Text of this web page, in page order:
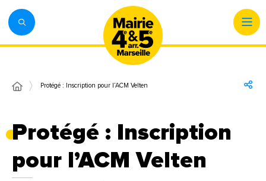
Protégé : Inscription pour l’ACM Velten
Protégé : Inscription
pour l’ACM Velten